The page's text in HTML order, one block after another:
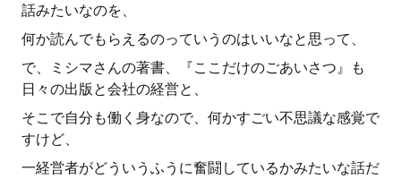
話みたいなのを、
何か読んでもらえるのっていうのはいいなと思って、
で、ミシマさんの著書、『ここだけのごあいさつ』も
日々の出版と会社の経営と、
そこで自分も働く身なので、何かすごい不思議な感覚で
すけど、
一経営者がどういうふうに奮闘しているかみたいな話だ